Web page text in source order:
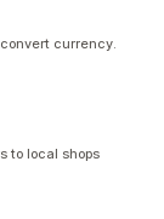
currency.
to local shops